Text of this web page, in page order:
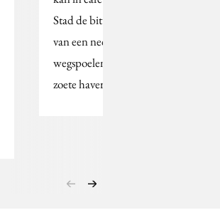
Stad de bittere smaak
van een nederlaag
wegspoelen met gratis
zoete haverdrankjes.